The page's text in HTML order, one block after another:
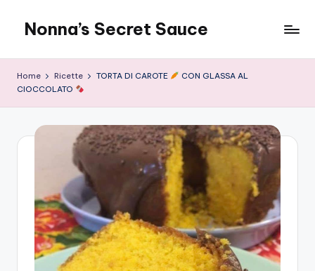
content
Nonna’s Secret Sauce
Home Ricette TORTA DI CAROTE
CON GLASSA AL
CIOCCOLATO